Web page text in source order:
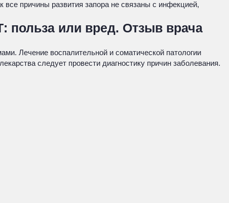
все причины развития запора не связаны с инфекцией,
польза или вред. Отзыв врача
Лечение воспалительной и соматической патологии
следует провести диагностику причин заболевания.